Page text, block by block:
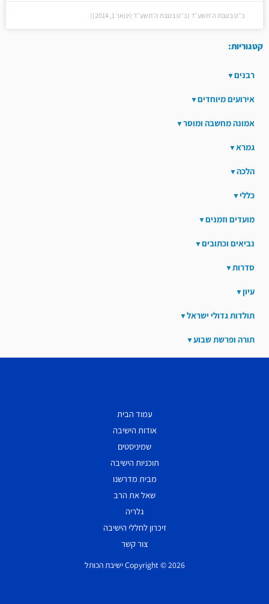
כ״ט בטבת ה׳תשע״ד (כ״ט בטבת ה׳תשע״ד (ינואר 1, 2014))
קטגוריות:
רבנים
אירועים מיוחדים
אמונה מחשבה ומוסר
גמרא
הלכה
כללי
מועדים וזמנים
נביאים וכתובים
סדרות
עיון
תולדות גדולי ישראל
תורה ופרשת שבוע
עמוד הבית
אודות הישיבה
שמיניסטים
תוכניות הישיבה
מבית מדרשנו
שאל את הרב
גלריה
זיכרון לחללי הישיבה
צור קשר
Copyright © 2026 ישיבת הכותל